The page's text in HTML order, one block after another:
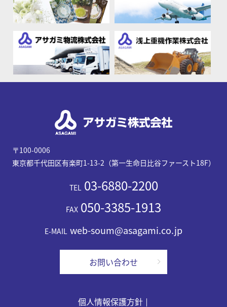
〒100-0006
東京都千代田区有楽町1-13-2（第一生命日比谷ファースト18F）
TEL 03-6880-2200
FAX 050-3385-1913
E-MAIL web-soum@asagami.co.jp
お問い合わせ
個人情報保護方針